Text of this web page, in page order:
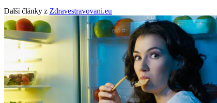
Další články z Zdravestravovani.eu